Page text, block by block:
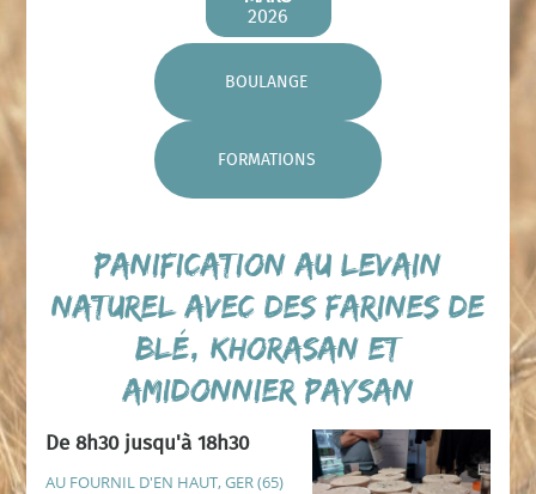
2026
BOULANGE
FORMATIONS
Panification au levain
naturel avec des farines de
blé, khorasan et
amidonnier paysan
De 8h30 jusqu'à 18h30
AU FOURNIL D'EN HAUT, GER (65)